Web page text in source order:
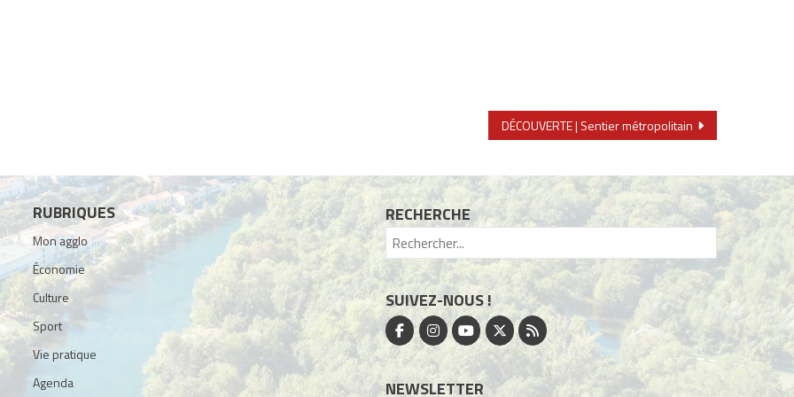
DÉCOUVERTE | Sentier métropolitain
RUBRIQUES
Mon agglo
Économie
Culture
Sport
Vie pratique
Agenda
RECHERCHE
SUIVEZ-NOUS !
NEWSLETTER